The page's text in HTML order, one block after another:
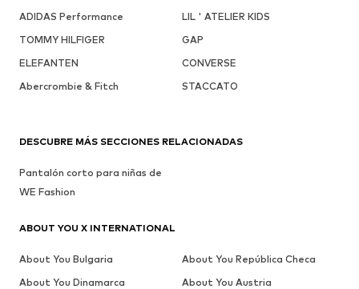
ADIDAS Performance
LIL ' ATELIER KIDS
TOMMY HILFIGER
GAP
ELEFANTEN
CONVERSE
Abercrombie & Fitch
STACCATO
DESCUBRE MÁS SECCIONES RELACIONADAS
Pantalón corto para niñas de
WE Fashion
ABOUT YOU X INTERNATIONAL
About You Bulgaria
About You República Checa
About You Dinamarca
About You Austria